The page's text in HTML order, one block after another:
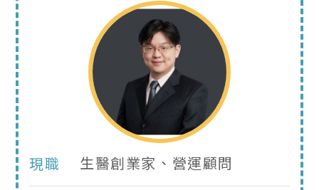
現職 生醫創業家、營運顧問